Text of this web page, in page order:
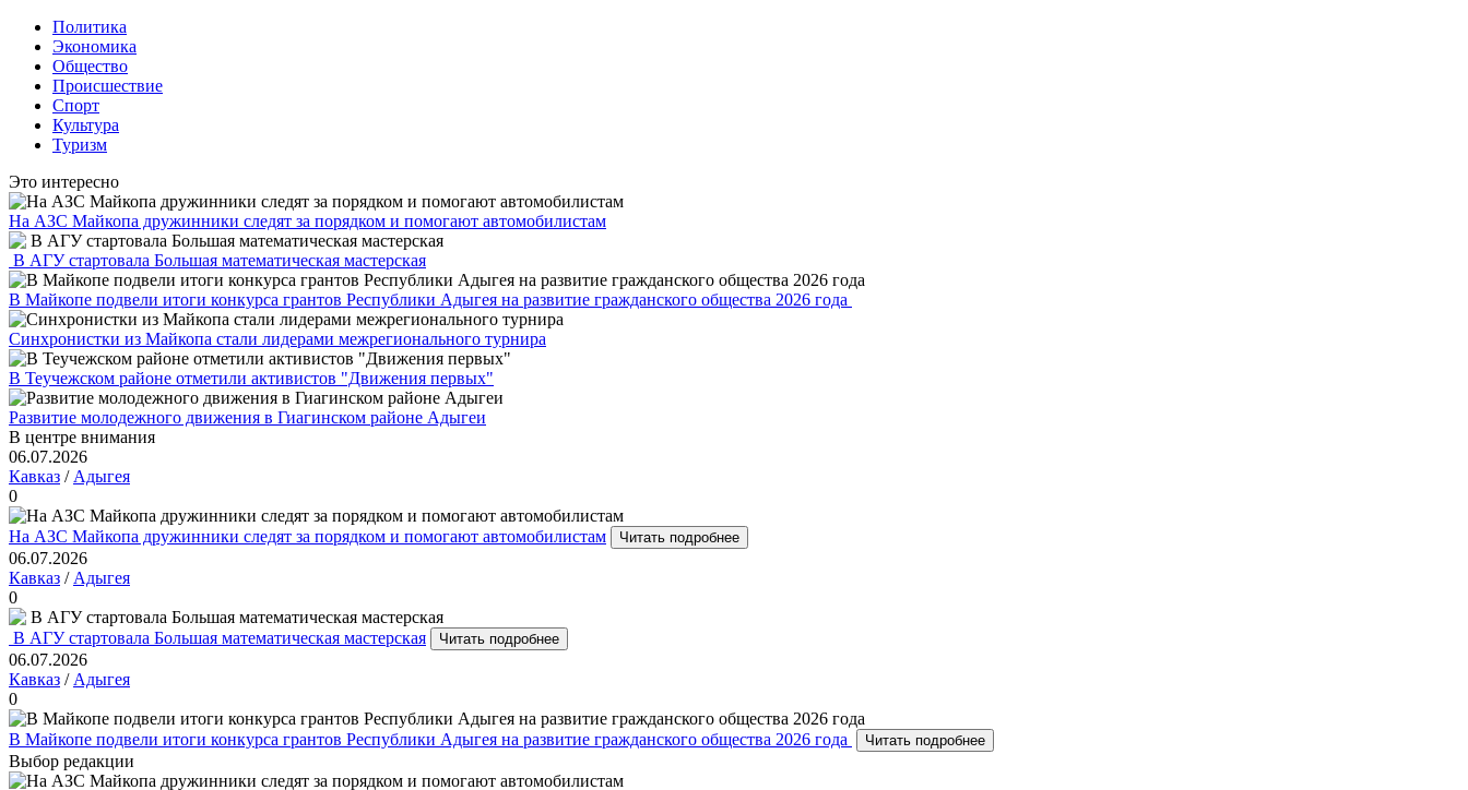
Политика
Экономика
Общество
Происшествие
Спорт
Культура
Туризм
Это интересно
На АЗС Майкопа дружинники следят за порядком и помогают автомобилистам
В АГУ стартовала Большая математическая мастерская
В Майкопе подвели итоги конкурса грантов Республики Адыгея на развитие гражданского общества 2026 года
Синхронистки из Майкопа стали лидерами межрегионального турнира
В Теучежском районе отметили активистов "Движения первых"
Развитие молодежного движения в Гиагинском районе Адыгеи
В центре внимания
06.07.2026
Кавказ / Адыгея
0
На АЗС Майкопа дружинники следят за порядком и помогают автомобилистам Читать подробнее
06.07.2026
Кавказ / Адыгея
0
В АГУ стартовала Большая математическая мастерская Читать подробнее
06.07.2026
Кавказ / Адыгея
0
В Майкопе подвели итоги конкурса грантов Республики Адыгея на развитие гражданского общества 2026 года Читать подробнее
Выбор редакции